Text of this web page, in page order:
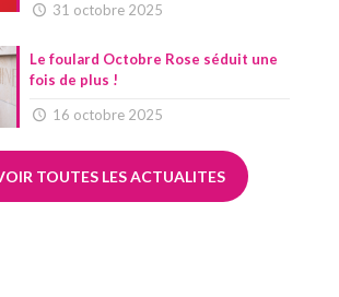
31 octobre 2025
Le foulard Octobre Rose séduit une
fois de plus !
16 octobre 2025
TOUTES LES ACTUALITES